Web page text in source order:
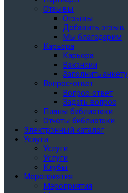
Отзывы
Отзывы
Добавить отзыв
Мы благодарим
Карьера
Карьера
Вакансии
Заполнить анкету
Вопрос-ответ
Вопрос-ответ
Задать вопрос
Планы библиотеки
Отчеты библиотеки
Электронный каталог
Услуги
Услуги
Услуги
Клубы
Мероприятия
Мероприятия